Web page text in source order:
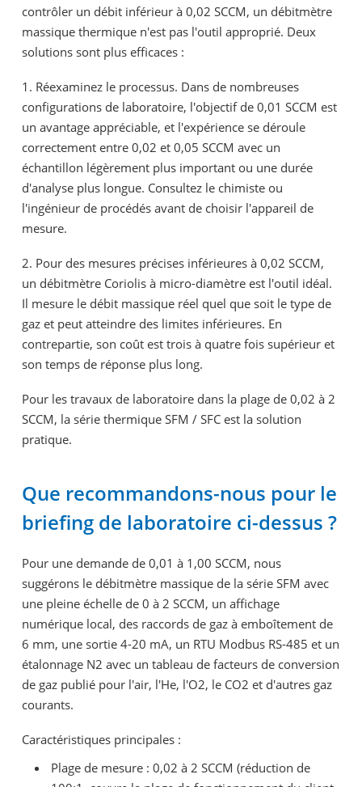
contrôler un débit inférieur à 0,02 SCCM, un débitmètre
massique thermique n'est pas l'outil approprié. Deux
solutions sont plus efficaces :
1. Réexaminez le processus. Dans de nombreuses
configurations de laboratoire, l'objectif de 0,01 SCCM est
un avantage appréciable, et l'expérience se déroule
correctement entre 0,02 et 0,05 SCCM avec un
échantillon légèrement plus important ou une durée
d'analyse plus longue. Consultez le chimiste ou
l'ingénieur de procédés avant de choisir l'appareil de
mesure.
2. Pour des mesures précises inférieures à 0,02 SCCM,
un débitmètre Coriolis à micro-diamètre est l'outil idéal.
Il mesure le débit massique réel quel que soit le type de
gaz et peut atteindre des limites inférieures. En
contrepartie, son coût est trois à quatre fois supérieur et
son temps de réponse plus long.
Pour les travaux de laboratoire dans la plage de 0,02 à 2
SCCM, la série thermique SFM / SFC est la solution
pratique.
Que recommandons-nous pour le
briefing de laboratoire ci-dessus ?
Pour une demande de 0,01 à 1,00 SCCM, nous
suggérons le débitmètre massique de la série SFM avec
une pleine échelle de 0 à 2 SCCM, un affichage
numérique local, des raccords de gaz à emboîtement de
6 mm, une sortie 4-20 mA, un RTU Modbus RS-485 et un
étalonnage N2 avec un tableau de facteurs de conversion
de gaz publié pour l'air, l'He, l'O2, le CO2 et d'autres gaz
courants.
Caractéristiques principales :
Plage de mesure : 0,02 à 2 SCCM (réduction de